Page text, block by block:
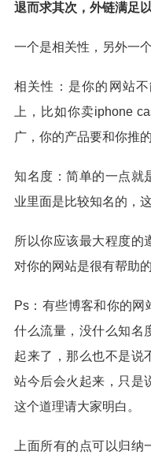
退而求其次，外链满足
一个是相关性，另外一
相关性：是你的网站
上，比如你卖iphone
广，你的产品要和你推
知名度：简单的一点就
业里面是比较知名的，
所以你应该最大程度的
对你的网站是很有帮助的
Ps：有些博客和你的
什么流量，没什么知名
起来了，那么也不是说
站今后会火起来，只是
这个道理请大家明白。
上面所有的点可以归